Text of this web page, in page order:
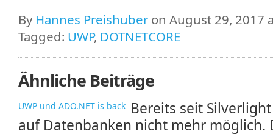
By Hannes Preishuber on August 29, 2017
Tagged: UWP, DOTNETCORE
Ähnliche Beiträge
UWP und ADO.NET is back Bereits seit
auf Datenbanken nicht mehr möglich.